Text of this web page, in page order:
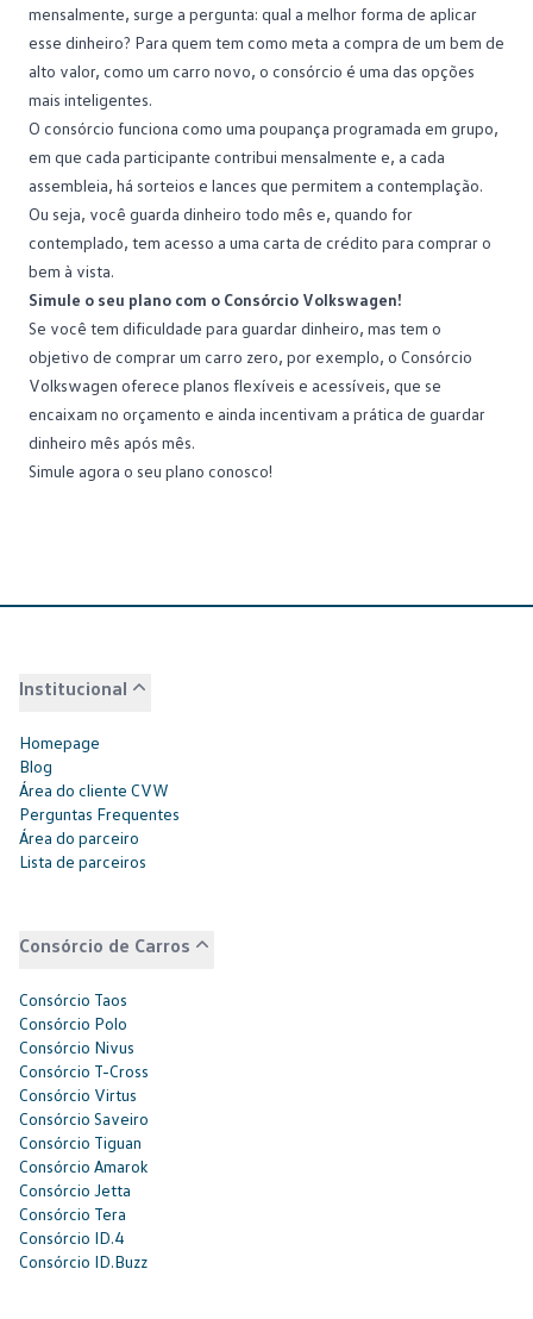
mensalmente, surge a pergunta: qual a melhor forma de aplicar
esse dinheiro? Para quem tem como meta a compra de um bem de
alto valor, como um carro novo, o consórcio é uma das opções
mais inteligentes.
O consórcio funciona como uma poupança programada em grupo,
em que cada participante contribui mensalmente e, a cada
assembleia, há sorteios e lances que permitem a contemplação.
Ou seja, você guarda dinheiro todo mês e, quando for
contemplado, tem acesso a uma carta de crédito para comprar o
bem à vista.
Simule o seu plano com o Consórcio Volkswagen!
Se você tem dificuldade para guardar dinheiro, mas tem o
objetivo de comprar um carro zero, por exemplo, o Consórcio
Volkswagen oferece planos flexíveis e acessíveis, que se
encaixam no orçamento e ainda incentivam a prática de guardar
dinheiro mês após mês.
Simule agora o seu plano conosco!
Institucional
Homepage
Blog
Área do cliente CVW
Perguntas Frequentes
Área do parceiro
Lista de parceiros
Consórcio de Carros
Consórcio Taos
Consórcio Polo
Consórcio Nivus
Consórcio T-Cross
Consórcio Virtus
Consórcio Saveiro
Consórcio Tiguan
Consórcio Amarok
Consórcio Jetta
Consórcio Tera
Consórcio ID.4
Consórcio ID.Buzz